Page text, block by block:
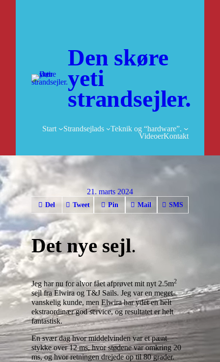
Den skøre
yeti
strandsejler.
Start Strandsejlads
Teknik og “hardware”.
VideoerKontakt
21. marts 2024
Del Tweet Pin Mail SMS
Det nye sejl.
Jeg har nu for alvor fået afprøvet mit nyt 2.5m2
sejl fra Elwira og T&J Sails. Jeg var en meget
vanskelig kunde, men Elwira har ydet en helt
ekstraordinær god service, og resultatet er helt
fantastisk.
En svær dag hvor middelvinden var et pænt
stykke over 12 ms, hvor stødene var omkring 20
ms, og hvor retningen drejede op til 80 grader.